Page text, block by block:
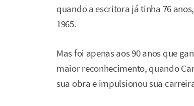
quando a escritora já tinha 76
1965.
Mas foi apenas aos 90 anos que
maior reconhecimento, quando
sua obra e impulsionou sua